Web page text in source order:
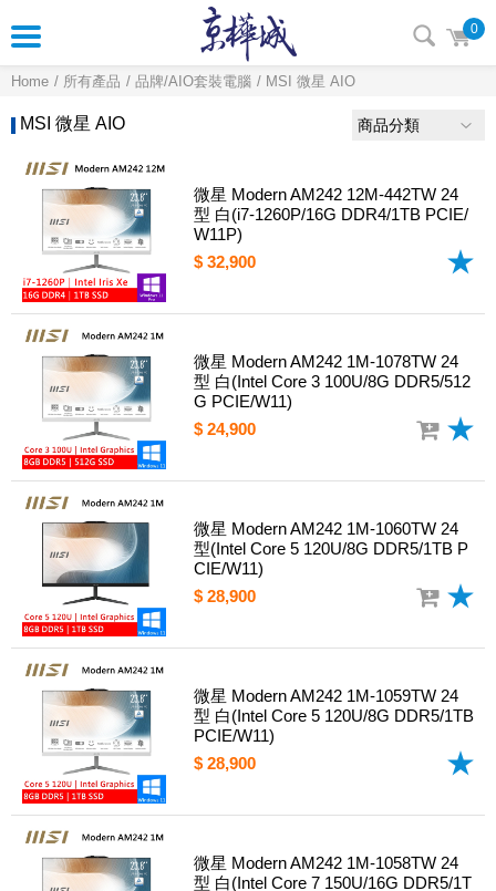
0
Home 所有產品 品牌/AIO套裝電腦 MSI 微星 AIO
MSI 微星 AIO 商品分類
微星 Modern AM242 12M-442TW 24
型 白(i7-1260P/16G DDR4/1TB PCIE/
W11P)
$ 32,900
微星 Modern AM242 1M-1078TW 24
型 白(Intel Core 3 100U/8G DDR5/512
G PCIE/W11)
$ 24,900
微星 Modern AM242 1M-1060TW 24
型(Intel Core 5 120U/8G DDR5/1TB P
CIE/W11)
$ 28,900
微星 Modern AM242 1M-1059TW 24
型 白(Intel Core 5 120U/8G DDR5/1TB
PCIE/W11)
$ 28,900
微星 Modern AM242 1M-1058TW 24
型 白(Intel Core 7 150U/16G DDR5/1T